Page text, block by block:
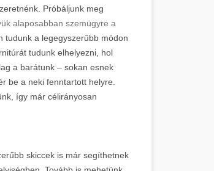
Próbáljunk meg
alaposabban szemügyre a
tudunk a legegyszerűbb módon
tudunk elhelyezni, hol
a barátunk – sokan esnek
be a neki fenntartott helyre.
így már célirányosan
skiccek is már segíthetnek